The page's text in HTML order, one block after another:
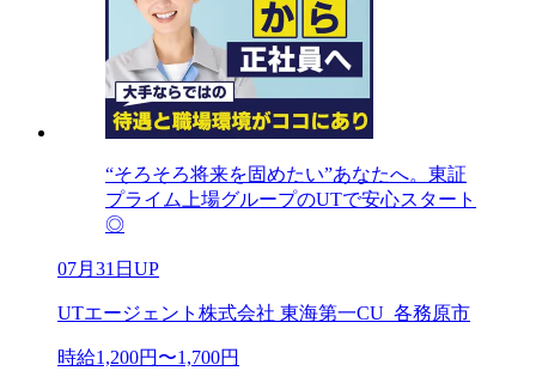
“そろそろ将来を固めたい”あなたへ。東証
プライム上場グループのUTで安心スタート
◎
07月31日UP
UTエージェント株式会社 東海第一CU_各務原市
時給1,200円〜1,700円